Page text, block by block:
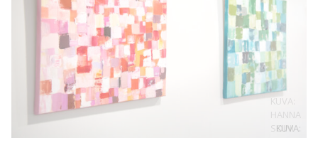
KUVA:
KUVA:
HANNA
SOINI